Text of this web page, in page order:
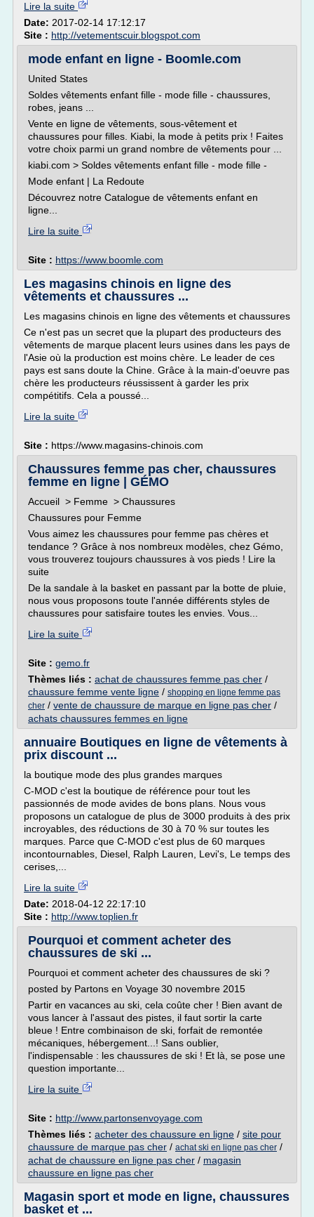
Lire la suite
Date: 2017-02-14 17:12:17
Site : http://vetementscuir.blogspot.com
mode enfant en ligne - Boomle.com
United States
Soldes vêtements enfant fille - mode fille - chaussures,
robes, jeans ...
Vente en ligne de vêtements, sous-vêtement et
chaussures pour filles. Kiabi, la mode à petits prix ! Faites
votre choix parmi un grand nombre de vêtements pour ...
kiabi.com > Soldes vêtements enfant fille - mode fille -
Mode enfant | La Redoute
Découvrez notre Catalogue de vêtements enfant en
ligne...
Lire la suite
Site : https://www.boomle.com
Les magasins chinois en ligne des
vêtements et chaussures ...
Les magasins chinois en ligne des vêtements et chaussures
Ce n'est pas un secret que la plupart des producteurs des
vêtements de marque placent leurs usines dans les pays de
l'Asie où la production est moins chère. Le leader de ces
pays est sans doute la Chine. Grâce à la main-d'oeuvre pas
chère les producteurs réussissent à garder les prix
compétitifs. Cela a poussé...
Lire la suite
Site : https://www.magasins-chinois.com
Chaussures femme pas cher, chaussures
femme en ligne | GÉMO
Accueil > Femme > Chaussures
Chaussures pour Femme
Vous aimez les chaussures pour femme pas chères et
tendance ? Grâce à nos nombreux modèles, chez Gémo,
vous trouverez toujours chaussures à vos pieds ! Lire la
suite
De la sandale à la basket en passant par la botte de pluie,
nous vous proposons toute l'année différents styles de
chaussures pour satisfaire toutes les envies. Vous...
Lire la suite
Site : gemo.fr
Thèmes liés : achat de chaussures femme pas cher /
chaussure femme vente ligne / shopping en ligne femme pas
cher / vente de chaussure de marque en ligne pas cher /
achats chaussures femmes en ligne
annuaire Boutiques en ligne de vêtements à
prix discount ...
la boutique mode des plus grandes marques
C-MOD c'est la boutique de référence pour tout les
passionnés de mode avides de bons plans. Nous vous
proposons un catalogue de plus de 3000 produits à des prix
incroyables, des réductions de 30 à 70 % sur toutes les
marques. Parce que C-MOD c'est plus de 60 marques
incontournables, Diesel, Ralph Lauren, Levi's, Le temps des
cerises,...
Lire la suite
Date: 2018-04-12 22:17:10
Site : http://www.toplien.fr
Pourquoi et comment acheter des
chaussures de ski ...
Pourquoi et comment acheter des chaussures de ski ?
posted by Partons en Voyage 30 novembre 2015
Partir en vacances au ski, cela coûte cher ! Bien avant de
vous lancer à l'assaut des pistes, il faut sortir la carte
bleue ! Entre combinaison de ski, forfait de remontée
mécaniques, hébergement...! Sans oublier,
l'indispensable : les chaussures de ski ! Et là, se pose une
question importante...
Lire la suite
Site : http://www.partonsenvoyage.com
Thèmes liés : acheter des chaussure en ligne / site pour
chaussure de marque pas cher / achat ski en ligne pas cher /
achat de chaussure en ligne pas cher / magasin
chaussure en ligne pas cher
Magasin sport et mode en ligne, chaussures
basket et ...